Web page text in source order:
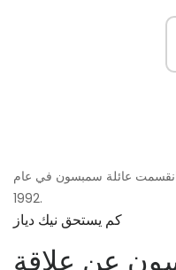
آل كارداشيان في عام 1991 وانقسمت عائلة سمبسون في عام
1992.
كم يستحق نيك دياز
عن علاقة